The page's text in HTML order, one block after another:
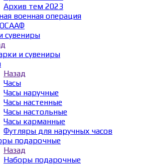
Архив тем 2023
военная операция
сувениры
и сувениры
Назад
Часы
Часы наручные
Часы настенные
Часы настольные
Часы карманные
Футляры для наручных часов
подарочные
Назад
Наборы подарочные